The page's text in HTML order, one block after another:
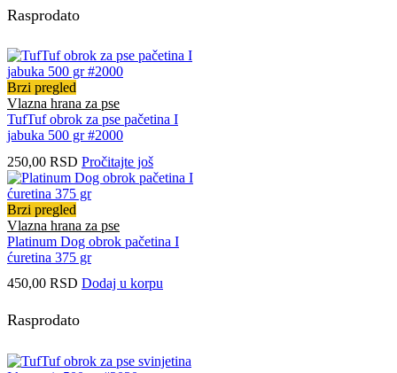
Rasprodato
Brzi pregled
Vlazna hrana za pse
TufTuf obrok za pse pačetina I
jabuka 500 gr #2000
250,00 RSD Pročitajte još
Brzi pregled
Vlazna hrana za pse
Platinum Dog obrok pačetina I
ćuretina 375 gr
450,00 RSD Dodaj u korpu
Rasprodato